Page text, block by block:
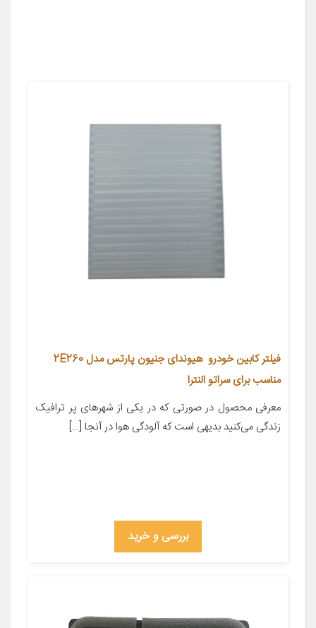
فیلتر کابین خودرو هیوندای جنیون پارتس مدل 2E260
مناسب برای سراتو النترا
معرفی محصول در صورتی که در یکی از شهر‌های پر ترافیک
زندگی می‌کنید بدیهی است که آلودگی هوا در آنجا […]
بررسی و خرید